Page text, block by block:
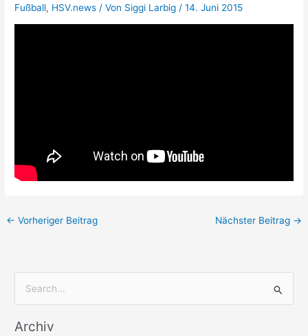
Fußball, HSV.news / Von Siggi Larbig/14. Juni 2015
← Vorheriger Beitrag Nächster Beitrag →
c
Archiv